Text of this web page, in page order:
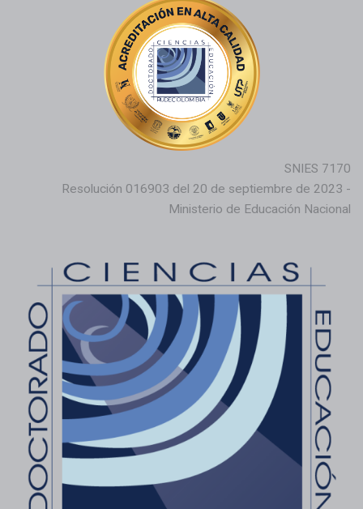
SNIES 7170
Resolución 016903 del 20 de septiembre de 2023 -
Ministerio de Educación Nacional